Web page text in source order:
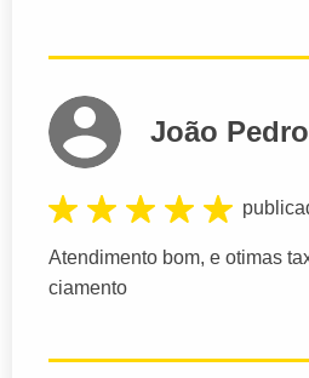
João
Atendimento bom, e otimas
ciamento